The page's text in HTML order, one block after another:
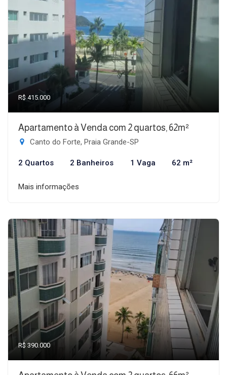
R$ 415.000
Apartamento à Venda com 2 quartos, 62m²
Canto do Forte, Praia Grande-SP
2 Quartos 2 Banheiros 1 Vaga 62 m²
Mais informações
R$ 390.000